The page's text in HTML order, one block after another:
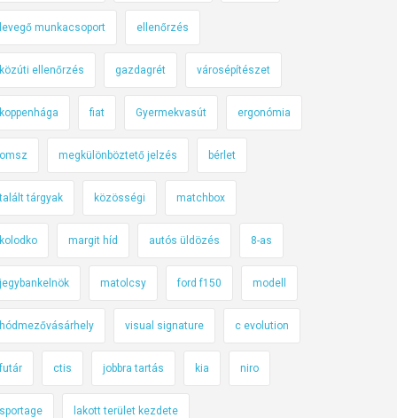
levegő munkacsoport ellenőrzés
közúti ellenőrzés gazdagrét városépítészet
koppenhága fiat Gyermekvasút ergonómia
omsz megkülönböztető jelzés bérlet
talált tárgyak közösségi matchbox
kolodko margit híd autós üldözés 8-as
jegybankelnök matolcsy ford f150 modell
hódmezővásárhely visual signature c evolution
futár ctis jobbra tartás kia niro
sportage lakott terület kezdete